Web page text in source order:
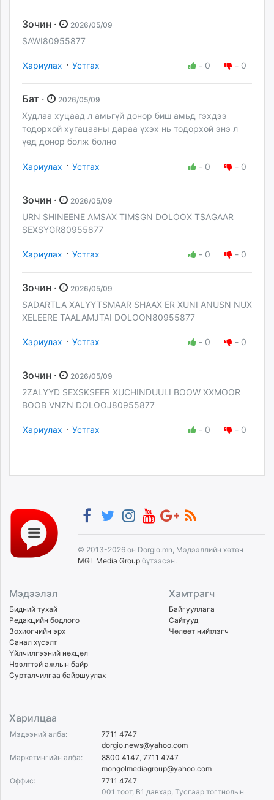
Зочин · 2026/05/09
SAWI80955877
Хариулах · Устгах - 0 - 0
Бат · 2026/05/09
Худлаа хуцаад л амьгүй донор биш амьд гэхдээ
тодорхой хугацааны дараа үхэх нь тодорхой энэ л
үед донор болж болно
Хариулах · Устгах - 0 - 0
Зочин · 2026/05/09
URN SHINEENE AMSAX TIMSGN DOLOOX TSAGAAR
SEXSYGR80955877
Хариулах · Устгах - 0 - 0
Зочин · 2026/05/09
SADARTLA XALYYTSMAAR SHAAX ER XUNI ANUSN NUX
XELEERE TAALAMJTAI DOLOON80955877
Хариулах · Устгах - 0 - 0
Зочин · 2026/05/09
2ZALYYD SEXSKSEER XUCHINDUULI BOOW XXMOOR
BOOB VNZN DOLOOJ80955877
Хариулах · Устгах - 0 - 0
© 2013-2026 он Dorgio.mn, Мэдээллийн хөтөч
MGL Media Group бүтээсэн.
Мэдээлэл
Бидний тухай
Редакцийн бодлого
Зохиогчийн эрх
Санал хүсэлт
Үйлчилгээний нөхцөл
Нээлттэй ажлын байр
Сурталчилгаа байршуулах
Хамтрагч
Байгууллага
Сайтууд
Чөлөөт нийтлэгч
Харилцаа
Мэдээний алба:
7711 4747
dorgio.news@yahoo.com
Маркетингийн алба:
8800 4147 7711 4747
mongolmediagroup@yahoo.com
Оффис:
7711 4747
001 тоот, B1 давхар, Тусгаар тогтнолын